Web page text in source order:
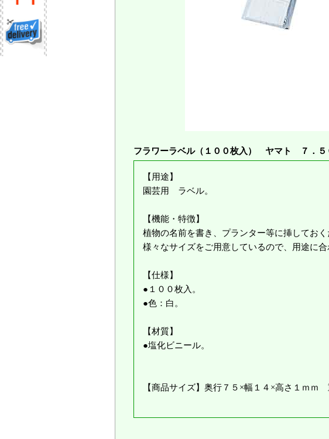
フラワーラベル（１００枚入） ヤマト ７．５
【用途】
園芸用 ラベル。
【機能・特徴】
植物の名前を書き、プランター等に挿しておく
様々なサイズをご用意しているので、用途に合
【仕様】
●１００枚入。
●色：白。
【材質】
●塩化ビニール。
【商品サイズ】奥行７５×幅１４×高さ１ｍｍ